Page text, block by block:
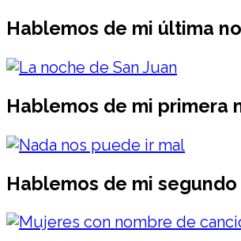
Hablemos de mi última
Hablemos de mi primera
Hablemos de mi